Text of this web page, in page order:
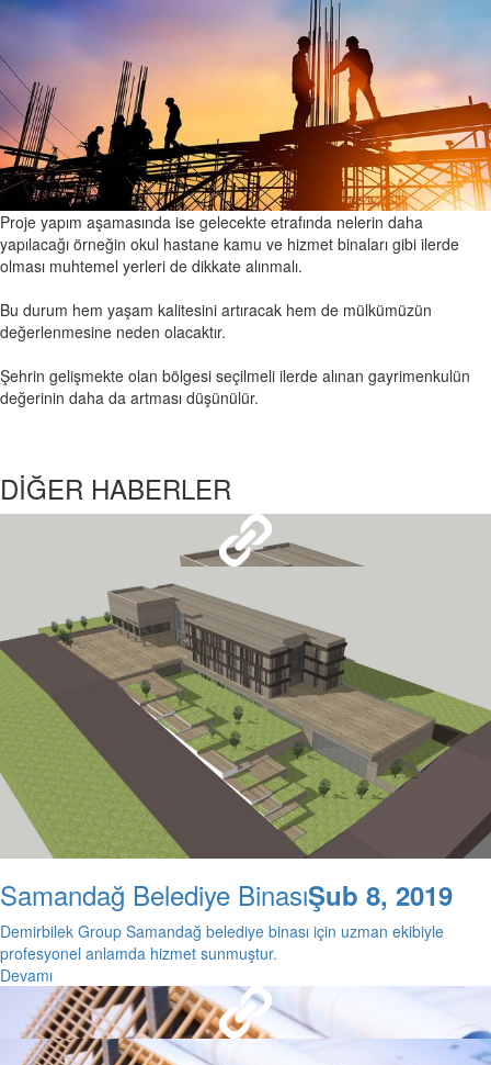
Bankalar İnşaatın Hangi Aşamasında Konut Kredisi Verir ?21
Gayrimenkul Alırken Dikkat Edilmesi Gereken Hususlar
Proje yapım aşamasında ise gelecekte etrafında nelerin daha
yapılacağı örneğin okul hastane kamu ve hizmet binaları gibi ilerde
olması muhtemel yerleri de dikkate alınmalı.
Bu durum hem yaşam kalitesini artıracak hem de mülkümüzün
değerlenmesine neden olacaktır.
Şehrin gelişmekte olan bölgesi seçilmeli ilerde alınan gayrimenkulün
değerinin daha da artması düşünülür.
DİĞER HABERLER
Samandağ Belediye BinasıŞub 8, 2019
Demirbilek Group Samandağ belediye binası için uzman ekibiyle
profesyonel anlamda hizmet sunmuştur.
Devamı